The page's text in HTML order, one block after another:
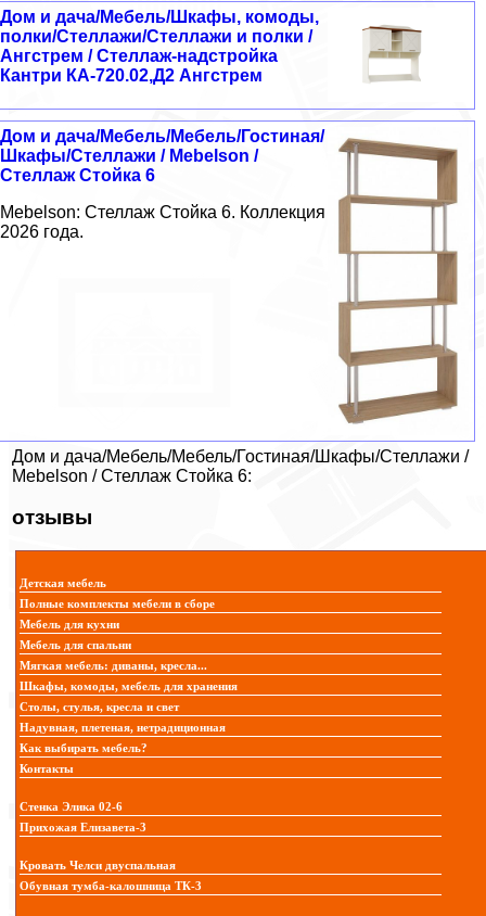
Дом и дача/Мебель/Шкафы, комоды,
полки/Стеллажи/Стеллажи и полки /
Ангстрем / Стеллаж-надстройка
Кантри КА-720.02,Д2 Ангстрем
Дом и дача/Мебель/Мебель/Гостиная/
Шкафы/Стеллажи / Mebelson /
Стеллаж Стойка 6
Mebelson: Стеллаж Стойка 6. Коллекция
2026 года.
Дом и дача/Мебель/Мебель/Гостиная/Шкафы/Стеллажи /
Mebelson / Стеллаж Стойка 6:
отзывы
Детская мебель
Полные комплекты мебели в сборе
Мебель для кухни
Мебель для спальни
Мягкая мебель: диваны, кресла...
Шкафы, комоды, мебель для хранения
Столы, стулья, кресла и свет
Надувная, плетеная, нетрадиционная
Как выбирать мебель?
Контакты
Стенка Элика 02-6
Прихожая Елизавета-3
Кровать Челси двуспальная
Обувная тумба-калошница ТК-3